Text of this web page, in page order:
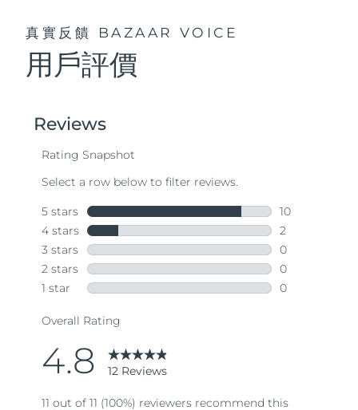
真實反饋 BAZAAR VOICE
用戶評價